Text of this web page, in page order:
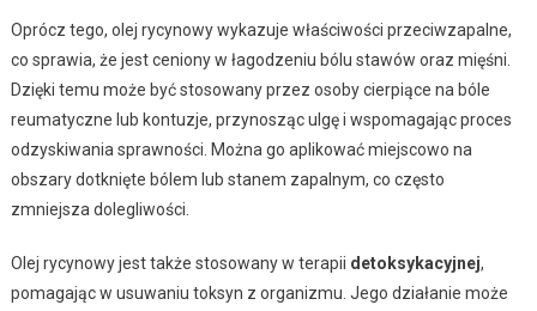
Oprócz tego, olej rycynowy wykazuje właściwości przeciwzapalne,
co sprawia, że jest ceniony w łagodzeniu bólu stawów oraz mięśni.
Dzięki temu może być stosowany przez osoby cierpiące na bóle
reumatyczne lub kontuzje, przynosząc ulgę i wspomagając proces
odzyskiwania sprawności. Można go aplikować miejscowo na
obszary dotknięte bólem lub stanem zapalnym, co często
zmniejsza dolegliwości.
Olej rycynowy jest także stosowany w terapii detoksykacyjnej,
pomagając w usuwaniu toksyn z organizmu. Jego działanie może